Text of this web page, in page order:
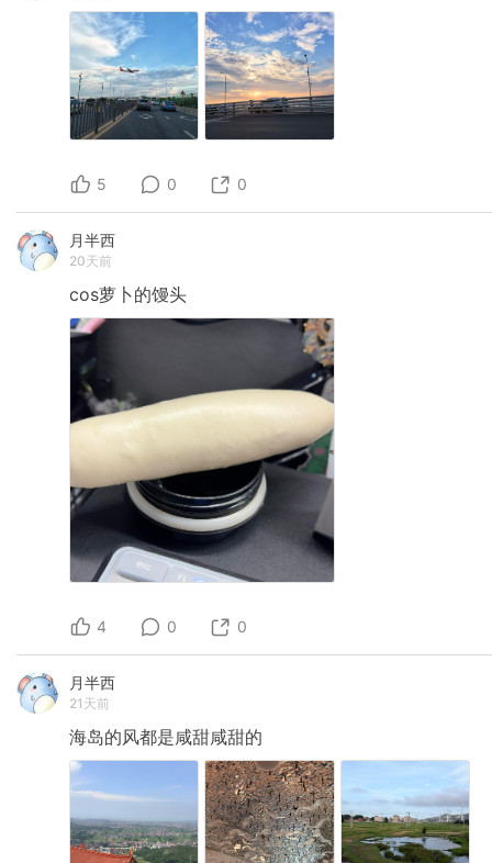
5 0 0
月半西
20天前
cos萝卜的馒头
4 0 0
月半西
21天前
海岛的风都是咸甜咸甜的